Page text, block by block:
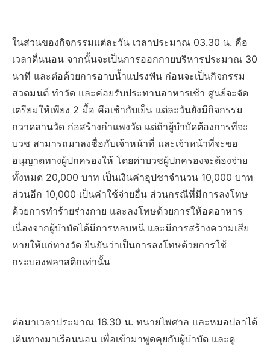
ในส่วนของกิจกรรมแต่ละวัน เวลาประมาณ 03.30 น. คือ
เวลาตื่นนอน จากนั้นจะเป็นการออกกายบริหารประมาณ 30
นาที และต่อด้วยการอาบน้ำแปรงฟัน ก่อนจะเป็นกิจกรรม
สวดมนต์ ทำวัด และค่อยรับประทานอาหารเช้า ศูนย์จะจัด
เตรียมให้เพียง 2 มื้อ คือเช้ากับเย็น แต่ละวันยังมีกิจกรรม
กวาดลานวัด ก่อสร้างกำแพงวัด แต่ถ้าผู้บำบัดต้องการที่จะ
บวช สามารถมาลงชื่อกับเจ้าหน้าที่ และเจ้าหน้าที่จะขอ
อนุญาตทางผู้ปกครองให้ โดยค่าบวชผู้ปกครองจะต้องจ่าย
ทั้งหมด 20,000 บาท เป็นเงินค่าอุปชาจำนวน 10,000 บาท
ส่วนอีก 10,000 เป็นค่าใช้จ่ายอื่น ส่วนกรณีที่มีการลงโทษ
ด้วยการทำร้ายร่างกาย และลงโทษด้วยการให้อดอาหาร
เนื่องจากผู้บำบัดได้มีการหลบหนี และมีการสร้างความเสีย
หายให้แก่ทางวัด ยืนยันว่าเป็นการลงโทษด้วยการใช้
กระบองพลาสติกเท่านั้น
ต่อมาเวลาประมาณ 16.30 น. ทนายไพศาล และหมอปลาได้
เดินทางมาเรือนนอน เพื่อเข้ามาพูดคุยกับผู้บำบัด และดู